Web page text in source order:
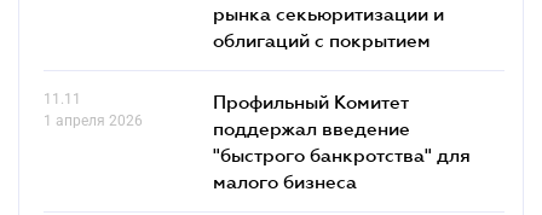
рынка секьюритизации и
облигаций с покрытием
11.11
1 апреля 2026
Профильный Комитет
поддержал введение
"быстрого банкротства" для
малого бизнеса